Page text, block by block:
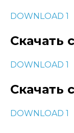
DOWNLOAD 1
Скачать
DOWNLOAD 1
Скачать
DOWNLOAD 1